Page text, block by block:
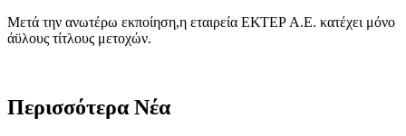
Μετά την ανωτέρω εκποίηση,η εταιρεία ΕΚΤΕΡ Α.Ε. κατέχει μόνο
άϋλους τίτλους μετοχών.
Περισσότερα Νέα